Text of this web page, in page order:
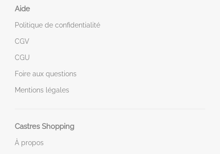
Aide
Politique de confidentialité
CGV
CGU
Foire aux questions
Mentions légales
Castres Shopping
À propos